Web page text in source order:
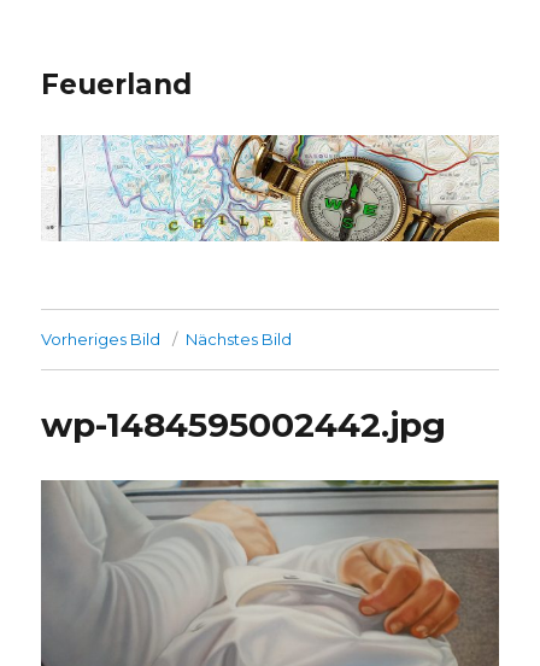
Feuerland
Vorheriges Bild Nächstes Bild
wp-1484595002442.jpg